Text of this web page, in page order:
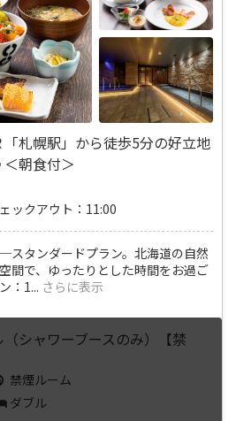
「札幌駅」から徒歩5分の好立地
朝食付＞
ックアウト：11:00
ンダードプラン。北海道の自然
間で、ゆったりとした時間をお過ご
：1... さらに表示
シャワーブースのみ）【禁
禁煙ルーム
ダブル